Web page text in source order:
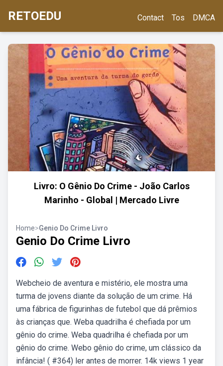
RETOEDU Contact Tos DMCA
Livro: O Gênio Do Crime - João Carlos
Marinho - Global | Mercado Livre
Home>Genio Do Crime Livro
Genio Do Crime Livro
Webcheio de aventura e mistério, ele mostra uma
turma de jovens diante da solução de um crime. Há
uma fábrica de figurinhas de futebol que dá prêmios
às crianças que. Weba quadrilha é chefiada por um
gênio do crime. Weba quadrilha é chefiada por um
gênio do crime. Webo gênio do crime, um clássico da
infância! ( #364) ler antes de morrer. 14k views 1 year